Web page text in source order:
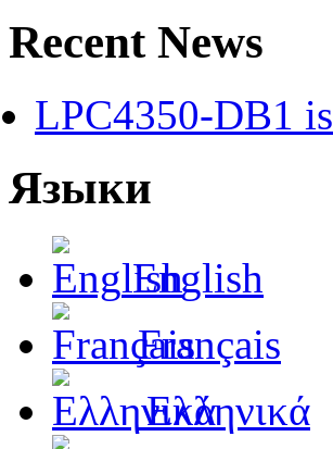
Recent News
LPC4350-DB1
Языки
English
Français
Ελληνικά